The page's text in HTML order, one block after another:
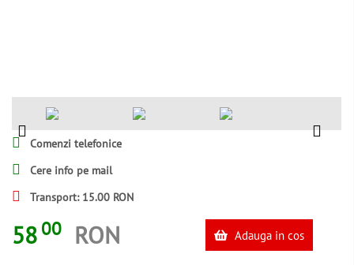
Comenzi telefonice
Cere info pe mail
Transport: 15.00 RON
58 00 RON Adauga in cos